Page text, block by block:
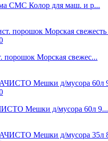
СМС Колор для маш. и р...
Морская свежес...
Мешки д/мусора 60л 9...